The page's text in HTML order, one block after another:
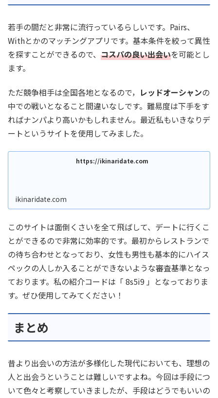
若手の間だと非常に流行っているらしいです。Pairs、
Withとかのマッチングアプリです。基本条件を絞って異性
を探すことができるので、 コスパの良い出会いを可能とし
ます。
ただ競争相手は全国各地となるので， レッドオーシャンの
中での戦いとなること間違いなしです。難易度は下手をす
ればナンパより高いかもしれません。最近私もいきなりデ
ートというサイトを使用してみました。
https://ikinaridate.com
ikinaridate.com
このサイトは面倒くさいを全て飛ばして、デートに行くこ
とができるので非常に効率的です。最初からレストランで
の待ち合わせとなっており、女性も男性も基本的にハイス
ペックの人しか入ることができないような審査基準となっ
ております。私の紹介コードは「 8s5i9 」となっておりま
す。ぜひ使用してみてください！
まとめ
昔より出会いの方法が多様化した現代においても、理想の
人と出会うということは難しいですよね。今回は手段につ
いて色々と考察していきましたが、手段はどうでもいいの